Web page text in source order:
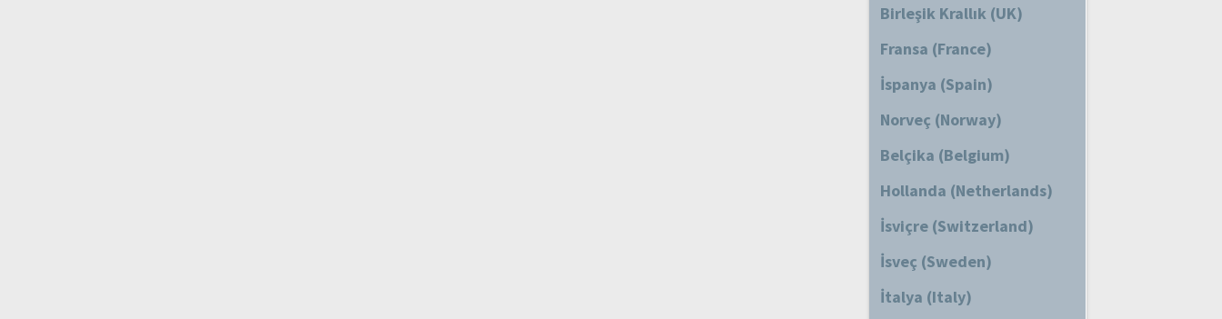
Birleşik Krallık (UK)
Fransa (France)
İspanya (Spain)
Norveç (Norway)
Belçika (Belgium)
Hollanda (Netherlands)
İsviçre (Switzerland)
İsveç (Sweden)
İtalya (Italy)